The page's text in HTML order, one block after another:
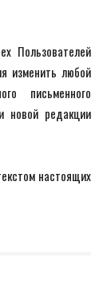
Пользователей
изменить любой
письменного
новой редакции
настоящих